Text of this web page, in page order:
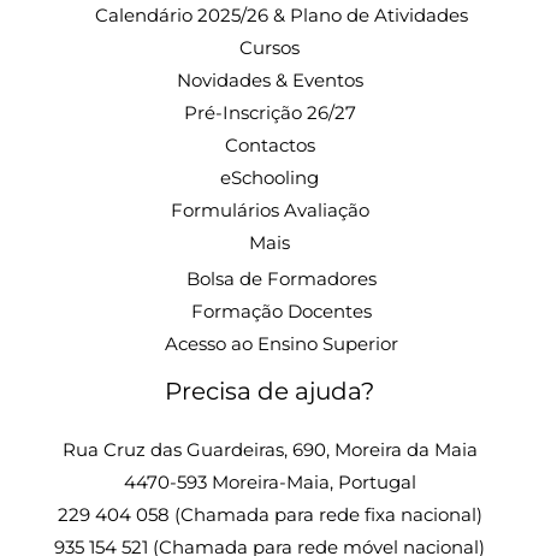
Calendário 2025/26 & Plano de Atividades
Cursos
Novidades & Eventos
Pré-Inscrição 26/27
Contactos
eSchooling
Formulários Avaliação
Mais
Bolsa de Formadores
Formação Docentes
Acesso ao Ensino Superior
Precisa de ajuda?
Rua Cruz das Guardeiras, 690, Moreira da Maia
4470-593 Moreira-Maia, Portugal
229 404 058 (Chamada para rede fixa nacional)
935 154 521 (Chamada para rede móvel nacional)